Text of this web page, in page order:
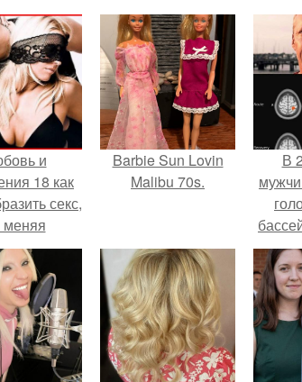
и
18 как
секс,
меняя
Barbie Sun Lovin
Malibu 70s.
В